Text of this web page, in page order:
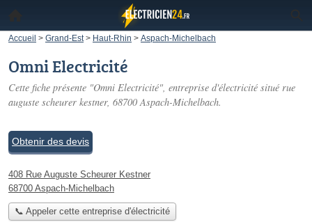
Accueil > Grand-Est > Haut-Rhin > Aspach-Michelbach
Omni Electricité
Cette fiche présente "Omni Electricité", entreprise d'électricité situé rue
auguste scheurer kestner, 68700 Aspach-Michelbach.
Obtenir des devis
408 Rue Auguste Scheurer Kestner
68700 Aspach-Michelbach
📞 Appeler cette entreprise d'électricité